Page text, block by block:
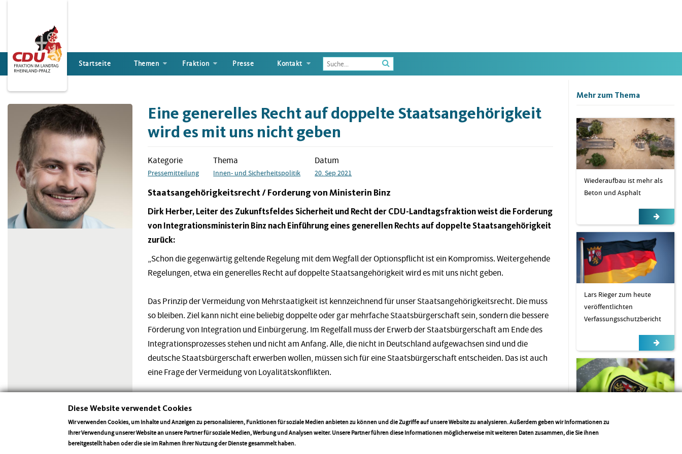
Startseite Themen Fraktion Presse Kontakt
Enter
the
wish
to
for
Eine generelles Recht auf doppelte Staatsangehörigkeit
wird es mit uns nicht geben
Kategorie
Pressemitteilung
Thema
Innen- und Sicherheitspolitik
Datum
20. Sep 2021
Staatsangehörigkeitsrecht / Forderung von Ministerin Binz
Dirk Herber, Leiter des Zukunftsfeldes Sicherheit und Recht der CDU-Landtagsfraktion weist die Forderung
von Integrationsministerin Binz nach Einführung eines generellen Rechts auf doppelte Staatsangehörigkeit
zurück:
„Schon die gegenwärtig geltende Regelung mit dem Wegfall der Optionspflicht ist ein Kompromiss. Weitergehende
Regelungen, etwa ein generelles Recht auf doppelte Staatsangehörigkeit wird es mit uns nicht geben.
Das Prinzip der Vermeidung von Mehrstaatigkeit ist kennzeichnend für unser Staatsangehörigkeitsrecht. Die muss
so bleiben. Ziel kann nicht eine beliebig doppelte oder gar mehrfache Staatsbürgerschaft sein, sondern die bessere
Förderung von Integration und Einbürgerung. Im Regelfall muss der Erwerb der Staatsbürgerschaft am Ende des
Integrationsprozesses stehen und nicht am Anfang. Alle, die nicht in Deutschland aufgewachsen sind und die
deutsche Staatsbürgerschaft erwerben wollen, müssen sich für eine Staatsbürgerschaft entscheiden. Das ist auch
eine Frage der Vermeidung von Loyalitätskonflikten.
Zurück
Mehr zum Thema
Wiederaufbau ist mehr als
Beton und Asphalt
Lars Rieger zum heute
veröffentlichten
Verfassungsschutzbericht
Sicherheitsgefühl der
Bürger lässt sich nicht in
Diese Website verwendet Cookies
Wir verwenden Cookies, um Inhalte und Anzeigen zu personalisieren, Funktionen für soziale Medien anbieten zu können und die Zugriffe auf unsere Website zu analysieren. Außerdem geben wir Informationen zu
Ihrer Verwendung unserer Website an unsere Partner für soziale Medien, Werbung und Analysen weiter. Unsere Partner führen diese Informationen möglicherweise mit weiteren Daten zusammen, die Sie ihnen
bereitgestellt haben oder die sie im Rahmen Ihrer Nutzung der Dienste gesammelt haben.